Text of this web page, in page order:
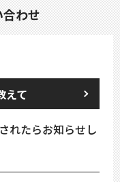
わせ
えて
れたらお知らせし